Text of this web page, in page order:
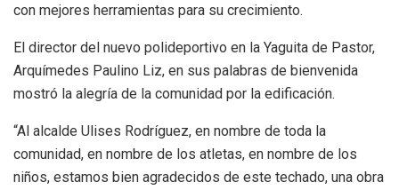
con mejores herramientas para su crecimiento.
El director del nuevo polideportivo en la Yaguita de Pastor,
Arquímedes Paulino Liz, en sus palabras de bienvenida
mostró la alegría de la comunidad por la edificación.
“Al alcalde Ulises Rodríguez, en nombre de toda la
comunidad, en nombre de los atletas, en nombre de los
niños, estamos bien agradecidos de este techado, una obra